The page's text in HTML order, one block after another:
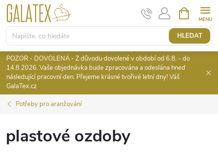
Přejít
obsah
HLEDAT
NÁKUPNÍ
KOŠÍK
POZOR - DOVOLENÁ - Z důvodu dovolené v období od 6.8. - do
14.8.2026. Vaše objednávka bude zpracována a odeslána hned
následující pracovní den. Přejeme krásné tvořivé letní dny! Váš
GalaTex.cz
Potřeby pro aranžování
plastové ozdoby